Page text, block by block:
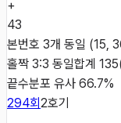
+
43
본번호 3개 동일 (15,
홀짝 3:3 동일합계
끝수분포 유사 66.7%
294회2호기